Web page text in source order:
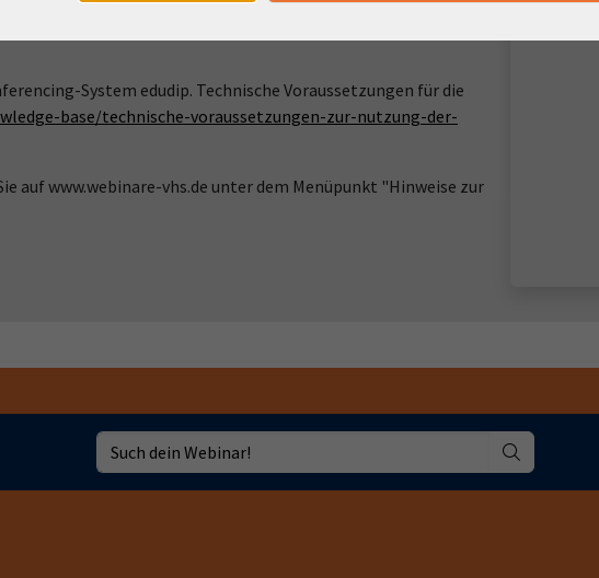
Link zum Login-Leitfaden finden Sie in Ihrer
System edudip. Technische Voraussetzungen für die
base/technische-voraussetzungen-zur-nutzung-der-
auf www.webinare-vhs.de unter dem Menüpunkt "Hinweise zur